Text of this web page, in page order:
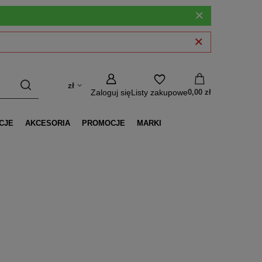
zł
Zaloguj sięListy zakupowe0,00 zł
AKCESORIA PROMOCJE MARKI